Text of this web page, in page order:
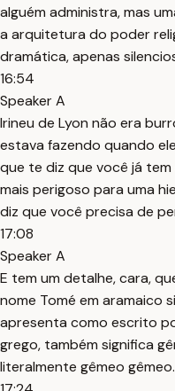
alguém administra, mas
a arquitetura do poder
dramática, apenas
16:54
Speaker A
Irineu de Lyon não era
estava fazendo quando
que te diz que você já
mais perigoso para uma
diz que você precisa de
17:08
Speaker A
E tem um detalhe, cara,
nome Tomé em aramaico
apresenta como escrito
grego, também significa
literalmente gêmeo gêmeo.